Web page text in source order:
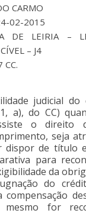
CARMO
02-2015
DE LEIRIA –
– J4
CC.
judicial do
a), do CC)
o direito
seja
dispor de título
para
da
do
for